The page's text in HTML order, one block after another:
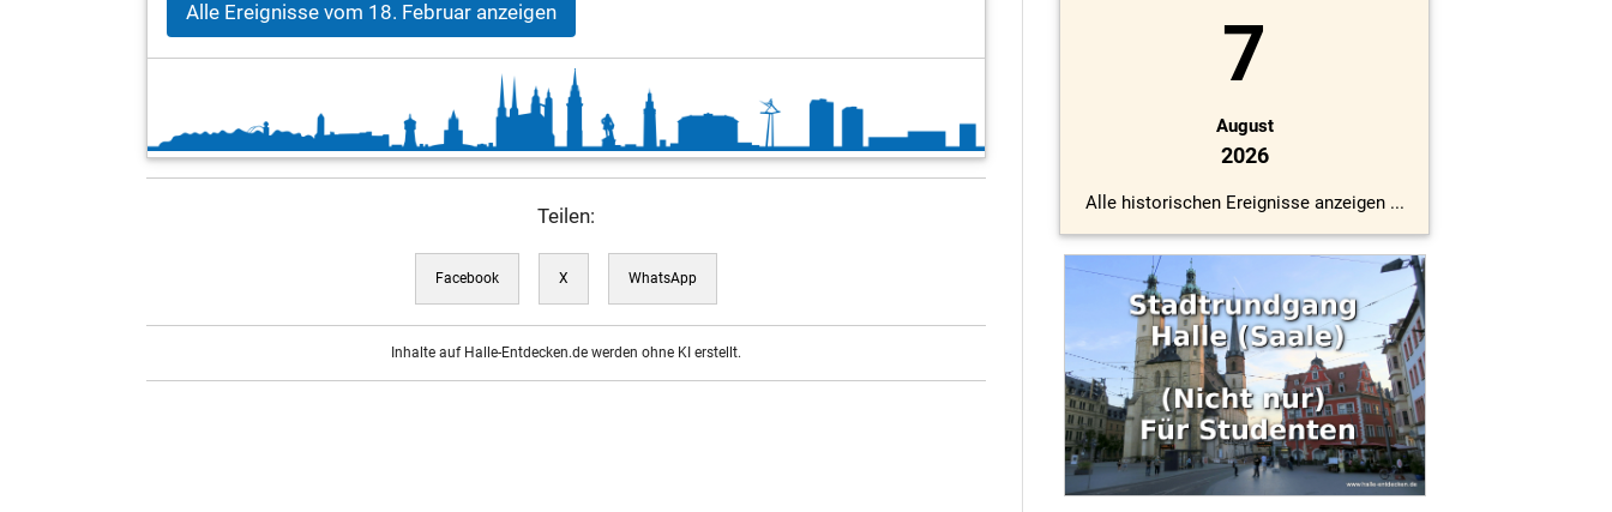
Alle Ereignisse vom 18. Februar anzeigen
Teilen:
Facebook X WhatsApp
Inhalte auf Halle-Entdecken.de werden ohne KI erstellt.
7
August
2026
Alle historischen Ereignisse anzeigen ...